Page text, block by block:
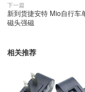
下一篇
新到货捷安特 Mio自行车
磁头强磁
相关推荐